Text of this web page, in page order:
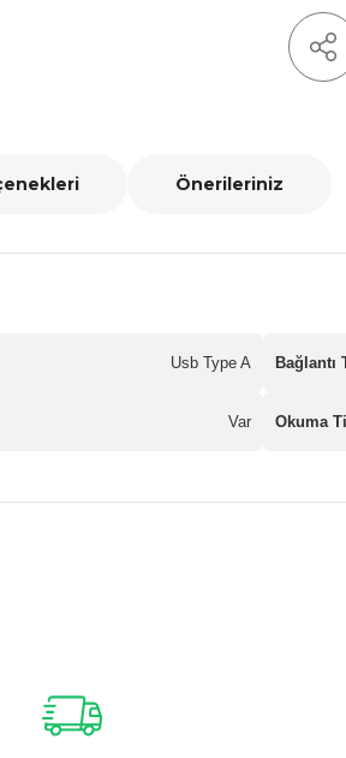
Önerileriniz
Usb Type A Bağlantı
Var Okuma